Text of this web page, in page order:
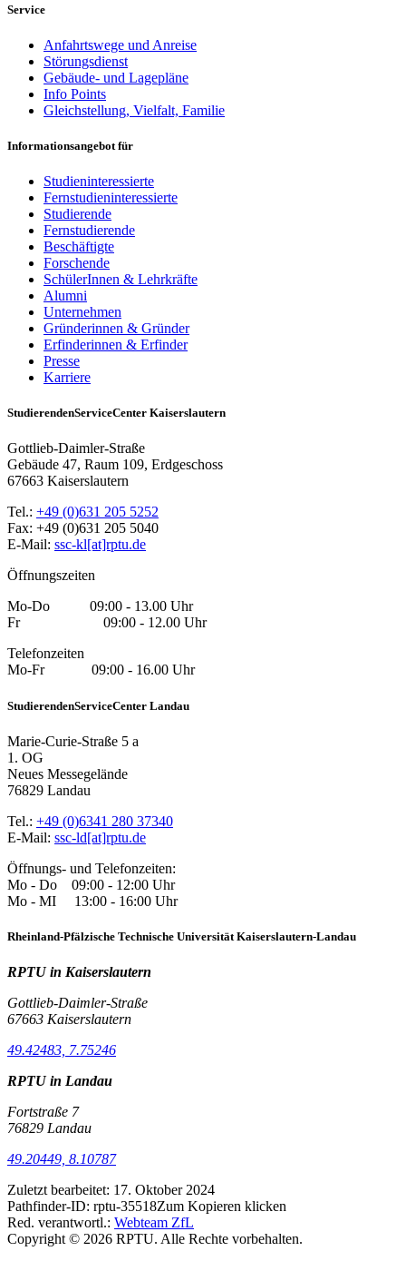
Service
Anfahrtswege und Anreise
Störungsdienst
Gebäude- und Lagepläne
Info Points
Gleichstellung, Vielfalt, Familie
Informationsangebot für
Studieninteressierte
Fernstudieninteressierte
Studierende
Fernstudierende
Beschäftigte
Forschende
SchülerInnen & Lehrkräfte
Alumni
Unternehmen
Gründerinnen & Gründer
Erfinderinnen & Erfinder
Presse
Karriere
StudierendenServiceCenter Kaiserslautern
Gottlieb-Daimler-Straße
Gebäude 47, Raum 109, Erdgeschoss
67663 Kaiserslautern
Tel.: +49 (0)631 205 5252
Fax: +49 (0)631 205 5040
E-Mail: ssc-kl[at]rptu.de
Öffnungszeiten
Mo-Do 09:00 - 13.00 Uhr
Fr 09:00 - 12.00 Uhr
Telefonzeiten
Mo-Fr 09:00 - 16.00 Uhr
StudierendenServiceCenter Landau
Marie-Curie-Straße 5 a
1. OG
Neues Messegelände
76829 Landau
Tel.: +49 (0)6341 280 37340
E-Mail: ssc-ld[at]rptu.de
Öffnungs- und Telefonzeiten:
Mo - Do 09:00 - 12:00 Uhr
Mo - MI 13:00 - 16:00 Uhr
Rheinland-Pfälzische Technische Universität Kaiserslautern-Landau
RPTU in Kaiserslautern
Gottlieb-Daimler-Straße
67663 Kaiserslautern
49.42483, 7.75246
RPTU in Landau
Fortstraße 7
76829 Landau
49.20449, 8.10787
Zuletzt bearbeitet: 17. Oktober 2024
Pathfinder-ID: rptu-35518Zum Kopieren klicken
Red. verantwortl.: Webteam ZfL
Copyright © 2026 RPTU. Alle Rechte vorbehalten.